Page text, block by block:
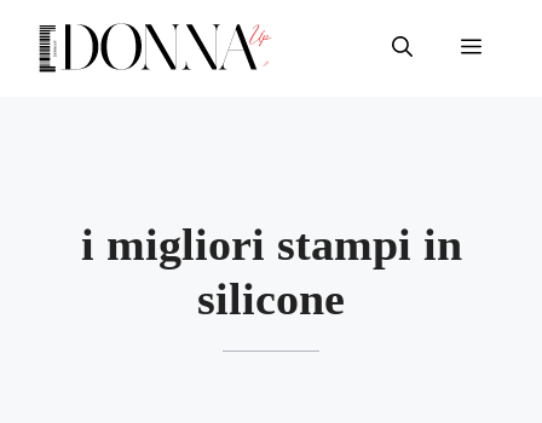
contenuto
Menu
i migliori stampi in
silicone